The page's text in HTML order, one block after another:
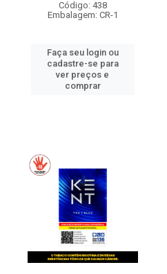
Código: 438
Embalagem: CR-1
Faça seu login ou
cadastre-se para
ver preços e
comprar